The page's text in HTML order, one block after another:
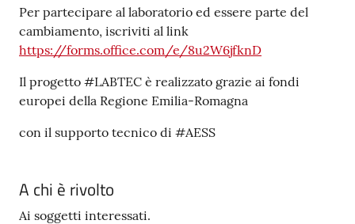
Per partecipare al laboratorio ed essere parte del
cambiamento, iscriviti al link
https://forms.office.com/e/8u2W6jfknD
Il progetto #LABTEC è realizzato grazie ai fondi
europei della Regione Emilia-Romagna
con il supporto tecnico di #AESS
A chi è rivolto
Ai soggetti interessati.